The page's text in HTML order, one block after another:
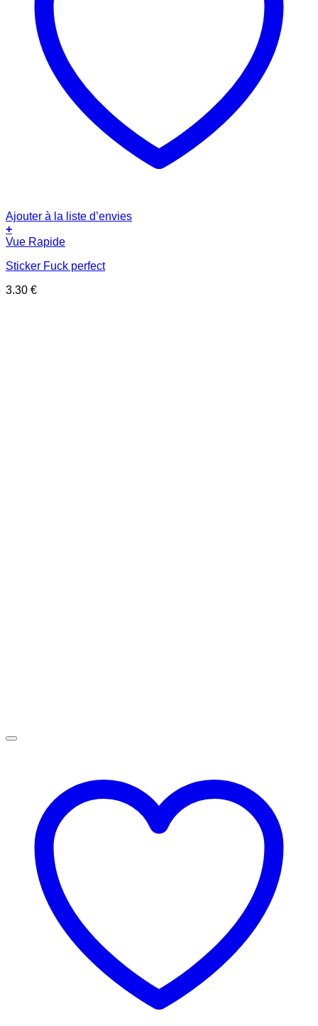
Ajouter à la liste d’envies
+
Vue Rapide
Sticker Fuck perfect
3.30 €